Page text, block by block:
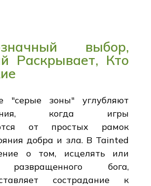
выбор,
Раскрывает, Кто
"серые зоны" углубляют
когда игры
от простых рамок
добра и зла. В Tainted
о том, исцелять или
развращенного бога,
сострадание к